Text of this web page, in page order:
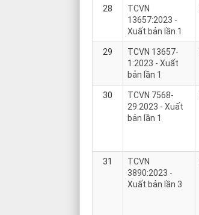
28
TCVN
13657:2023 -
Xuất bản lần 1
29
TCVN 13657-
1:2023 - Xuất
bản lần 1
30
TCVN 7568-
29:2023 - Xuất
bản lần 1
31
TCVN
3890:2023 -
Xuất bản lần 3